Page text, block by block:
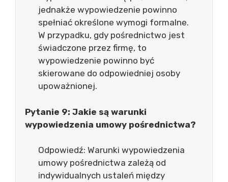
jednakże wypowiedzenie powinno
spełniać określone wymogi formalne.
W przypadku, gdy pośrednictwo jest
świadczone przez firmę, to
wypowiedzenie powinno być
skierowane do odpowiedniej osoby
upoważnionej.
Pytanie 9: Jakie są warunki
wypowiedzenia umowy pośrednictwa?
Odpowiedź: Warunki wypowiedzenia
umowy pośrednictwa zależą od
indywidualnych ustaleń między